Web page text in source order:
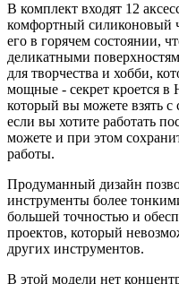
В комплект входят 12
комфортный силиконовый
его в горячем состоянии,
деликатными
для творчества и хобби,
мощные - секрет кроется в
который вы можете взять с
если вы хотите работать
можете и при этом
работы.
Продуманный дизайн
инструменты более
большей точностью и
проектов, который
других инструментов.
В этой модели нет